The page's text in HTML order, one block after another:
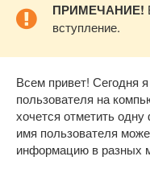
ПРИМЕЧАНИЕ!
вступление.
Всем привет! Сегодня
пользователя на
хочется отметить
имя пользователя
информацию в разных